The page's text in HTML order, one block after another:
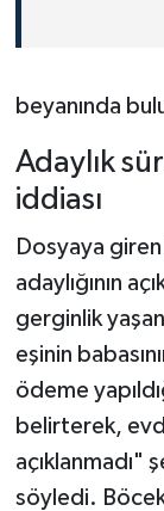
beyanında
Adaylık
iddiası
Dosyaya
adaylığının
gerginlik
eşinin
ödeme
belirterek,
açıklanmadı"
söyledi. Böcek